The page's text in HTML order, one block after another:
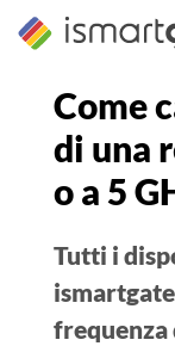
Come
di una
o a 5
Tutti i
frequenza